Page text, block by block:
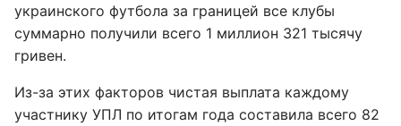
украинского футбола за границей все клубы
суммарно получили всего 1 миллион 321 тысячу
гривен.
Из-за этих факторов чистая выплата каждому
участнику УПЛ по итогам года составила всего 82